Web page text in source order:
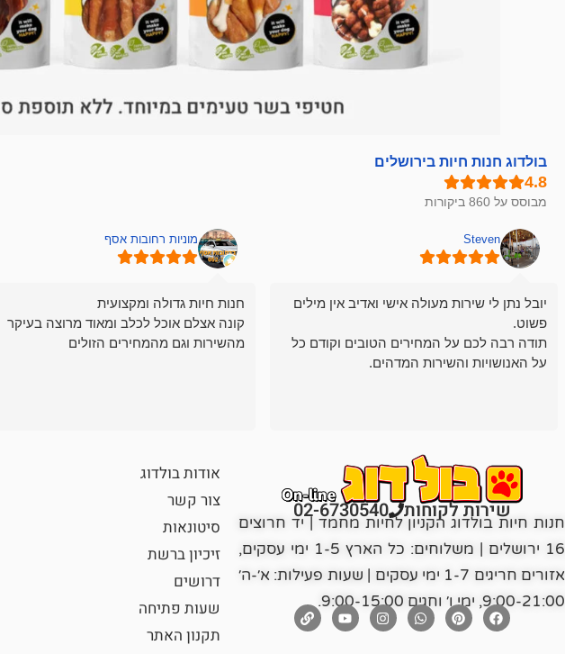
בולדוג חנות חיות בירושלים
מבוסס על 860 ביקורות
Steven
יובל נתן לי שירות מעולה אישי ואדיב אין מילים
פשוט.
תודה רבה לכם על המחירים הטובים וקודם כל
על האנושויות והשירות המדהים.
מוניות רחובות אסף
חנות חיות גדולה ומקצועית
קונה אצלם אוכל לכלב ומאוד מרוצה בעיקר
מהשירות וגם מהמחירים הזולים
שירות לקוחות 02-6730540
חנות חיות בולדוג הקניון לחיות מחמד | יד חרוצים
16 ירושלים | משלוחים: כל הארץ 1-5 ימי עסקים,
אזורים חריגים 1-7 ימי עסקים | שעות פעילות: א׳-ה׳
9:00-21:00, ימי ו׳ וחגים 9:00-15:00.
אודות בולדוג
צור קשר
סיטונאות
זיכיון ברשת
דרושים
שעות פתיחה
תקנון האתר